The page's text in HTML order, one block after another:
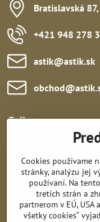
Bratislavská
+421 948 278
astik​@astik​.sk
Odkazy:
Sledujte nás:
Cookies používame
stránky, analýzu jej
používaní. Na
tretích strán a
partnerom v EÚ,
všetky cookies“